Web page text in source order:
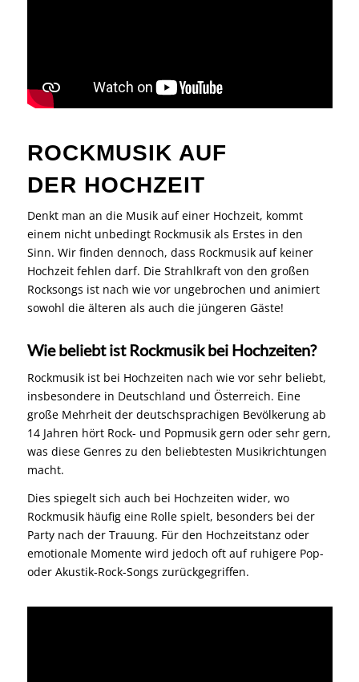
ROCKMUSIK AUF
DER HOCHZEIT
Denkt man an die Musik auf einer Hochzeit, kommt
einem nicht unbedingt Rockmusik als Erstes in den
Sinn. Wir finden dennoch, dass Rockmusik auf keiner
Hochzeit fehlen darf. Die Strahlkraft von den großen
Rocksongs ist nach wie vor ungebrochen und animiert
sowohl die älteren als auch die jüngeren Gäste!
Wie beliebt ist Rockmusik bei Hochzeiten?
Rockmusik ist bei Hochzeiten nach wie vor sehr beliebt,
insbesondere in Deutschland und Österreich. Eine
große Mehrheit der deutschsprachigen Bevölkerung ab
14 Jahren hört Rock- und Popmusik gern oder sehr gern,
was diese Genres zu den beliebtesten Musikrichtungen
macht.
Dies spiegelt sich auch bei Hochzeiten wider, wo
Rockmusik häufig eine Rolle spielt, besonders bei der
Party nach der Trauung. Für den Hochzeitstanz oder
emotionale Momente wird jedoch oft auf ruhigere Pop-
oder Akustik-Rock-Songs zurückgegriffen.